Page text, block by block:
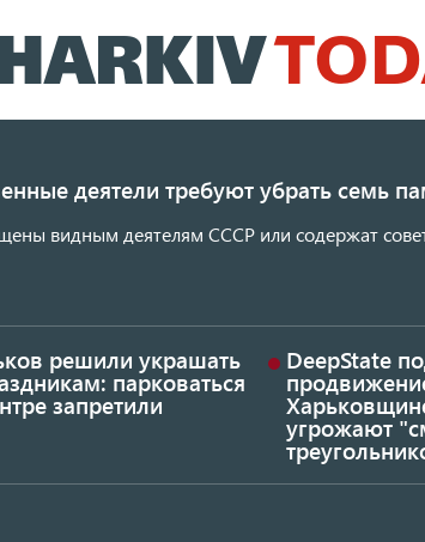
к
основному
деятели требуют убрать семь
видным деятелям СССР или содержат
решили украшать
парковаться
запретили
DeepState
угрожают